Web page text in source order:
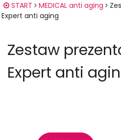
START MEDICAL anti aging
Expert anti aging
Zestaw
Expert anti